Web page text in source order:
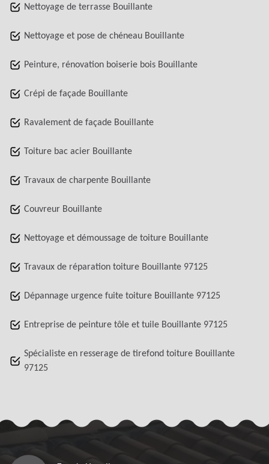
Nettoyage de terrasse Bouillante
Nettoyage et pose de chéneau Bouillante
Peinture, rénovation boiserie bois Bouillante
Crépi de façade Bouillante
Ravalement de façade Bouillante
Toiture bac acier Bouillante
Travaux de charpente Bouillante
Couvreur Bouillante
Nettoyage et démoussage de toiture Bouillante
Travaux de réparation toiture Bouillante 97125
Dépannage urgence fuite toiture Bouillante 97125
Entreprise de peinture tôle et tuile Bouillante 97125
Spécialiste en resserage de tirefond toiture Bouillante
97125